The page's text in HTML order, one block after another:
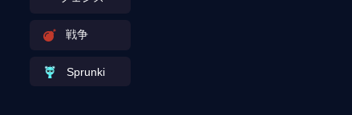
戦争
Sprunki